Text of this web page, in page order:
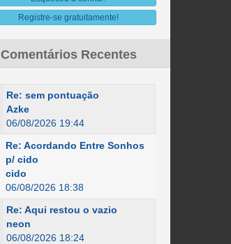
Registre-se gratuitamente!
Comentários Recentes
Re: sem pontuação
Azke
06/08/2026 19:44
Re: Acordando Entre Sonhos
p/ cido
cido
06/08/2026 18:38
Re: Aqui restou o vazio
neon
06/08/2026 18:24